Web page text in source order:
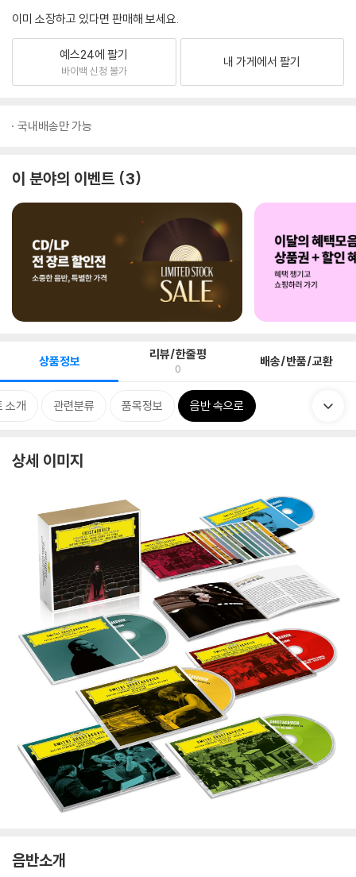
이미 소장하고 있다면 판매해 보세요.
예스24에 팔기
바이백 신청 불가
내 가게에서 팔기
국내배송만 가능
이 분야의 이벤트 3
상품정보 리뷰/한줄평
0 배송/반품/교환
소개 관련분류 품목정보 음반 속으로
상세 이미지
음반소개